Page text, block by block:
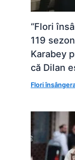
“Flori
119
Karabey
că Dilan
Flori